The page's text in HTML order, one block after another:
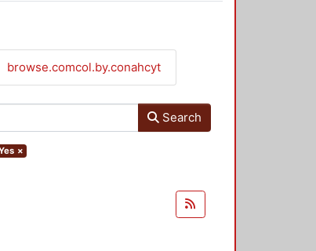
browse.comcol.by.conahcyt
Search
×